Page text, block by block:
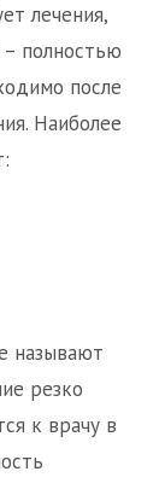
лечения,
полностью
после
Наиболее
называют
резко
к врачу в